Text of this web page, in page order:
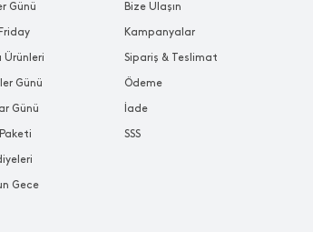
Günü
Ürünleri
Günü
Günü
Gece
Bize Ulaşın
Kampanyalar
Sipariş & Teslimat
Ödeme
İade
SSS